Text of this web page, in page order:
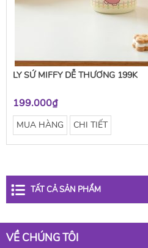
LY SỨ MIFFY DỄ THƯƠNG 199K
199.000₫
MUA HÀNG CHI TIẾT
TẤT CẢ SẢN PHẨM
VỀ CHÚNG TÔI